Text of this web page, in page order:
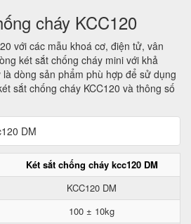
cháy KCC120
với các mẫu khoá cơ, điện tử, vân
két sắt chống cháy mini với khả
dòng sản phẩm phù hợp để sử dụng
sắt chống cháy KCC120 và thông số
Két sắt chống cháy kcc120 DM
KCC120 DM
100 ± 10kg